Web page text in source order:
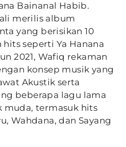
Bainanal Habib.
merilis album
yang berisikan 10
seperti Ya Hanana
2021, Wafiq rekaman
konsep musik yang
Akustik serta
beberapa lagu lama
muda, termasuk hits
Wahdana, dan Sayang